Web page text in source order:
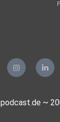
podcast.de ~